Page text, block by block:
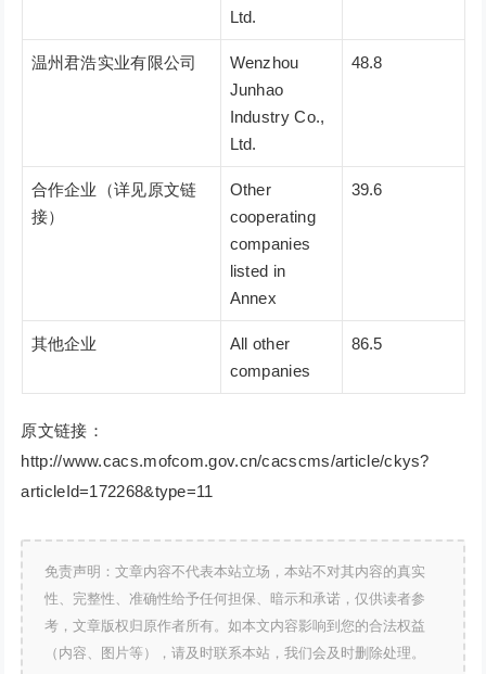
Ltd.
温州君浩实业有限公司
Wenzhou
Junhao
Industry Co.,
Ltd.
48.8
合作企业（详见原文链
接）
Other
cooperating
companies
listed in
Annex
39.6
其他企业
All other
companies
86.5
原文链接：
http://www.cacs.mofcom.gov.cn/cacscms/article/ckys?
articleId=172268&type=11
免责声明：文章内容不代表本站立场，本站不对其内容的真实
性、完整性、准确性给予任何担保、暗示和承诺，仅供读者参
考，文章版权归原作者所有。如本文内容影响到您的合法权益
（内容、图片等），请及时联系本站，我们会及时删除处理。